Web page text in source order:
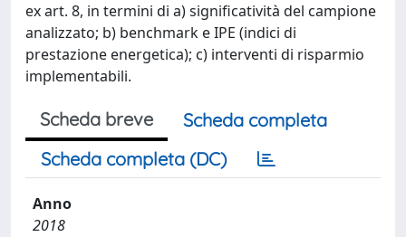
ex art. 8, in termini di a) significatività del campione
analizzato; b) benchmark e IPE (indici di
prestazione energetica); c) interventi di risparmio
implementabili.
Scheda breve
Scheda completa
Scheda completa (DC)
Anno
2018